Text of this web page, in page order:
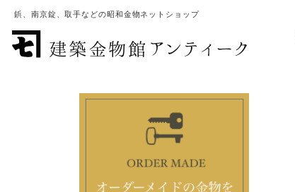
鋲、南京錠、取手などの昭和金物ネットショップ